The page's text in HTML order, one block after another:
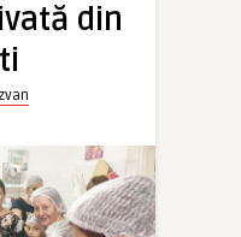
din